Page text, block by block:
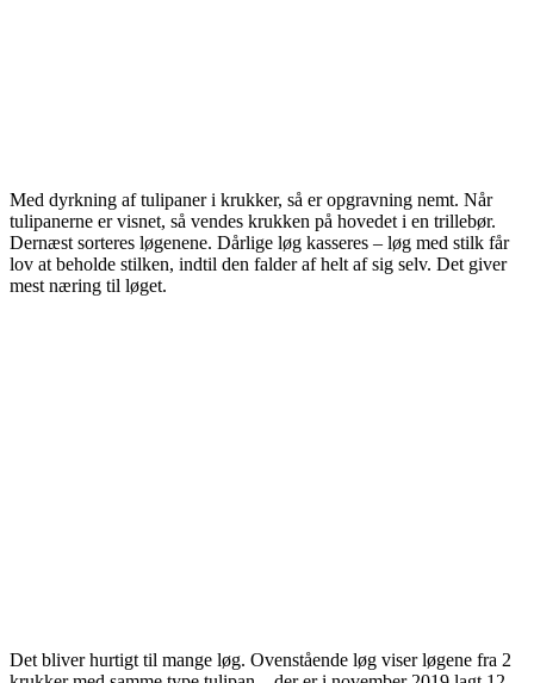
Med dyrkning af tulipaner i krukker, så er opgravning nemt. Når
tulipanerne er visnet, så vendes krukken på hovedet i en trillebør.
Dernæst sorteres løgenene. Dårlige løg kasseres – løg med stilk får
lov at beholde stilken, indtil den falder af helt af sig selv. Det giver
mest næring til løget.
Det bliver hurtigt til mange løg. Ovenstående løg viser løgene fra 2